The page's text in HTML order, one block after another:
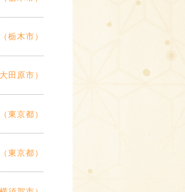
（栃木市）
田原市）
（東京都）
（東京都）